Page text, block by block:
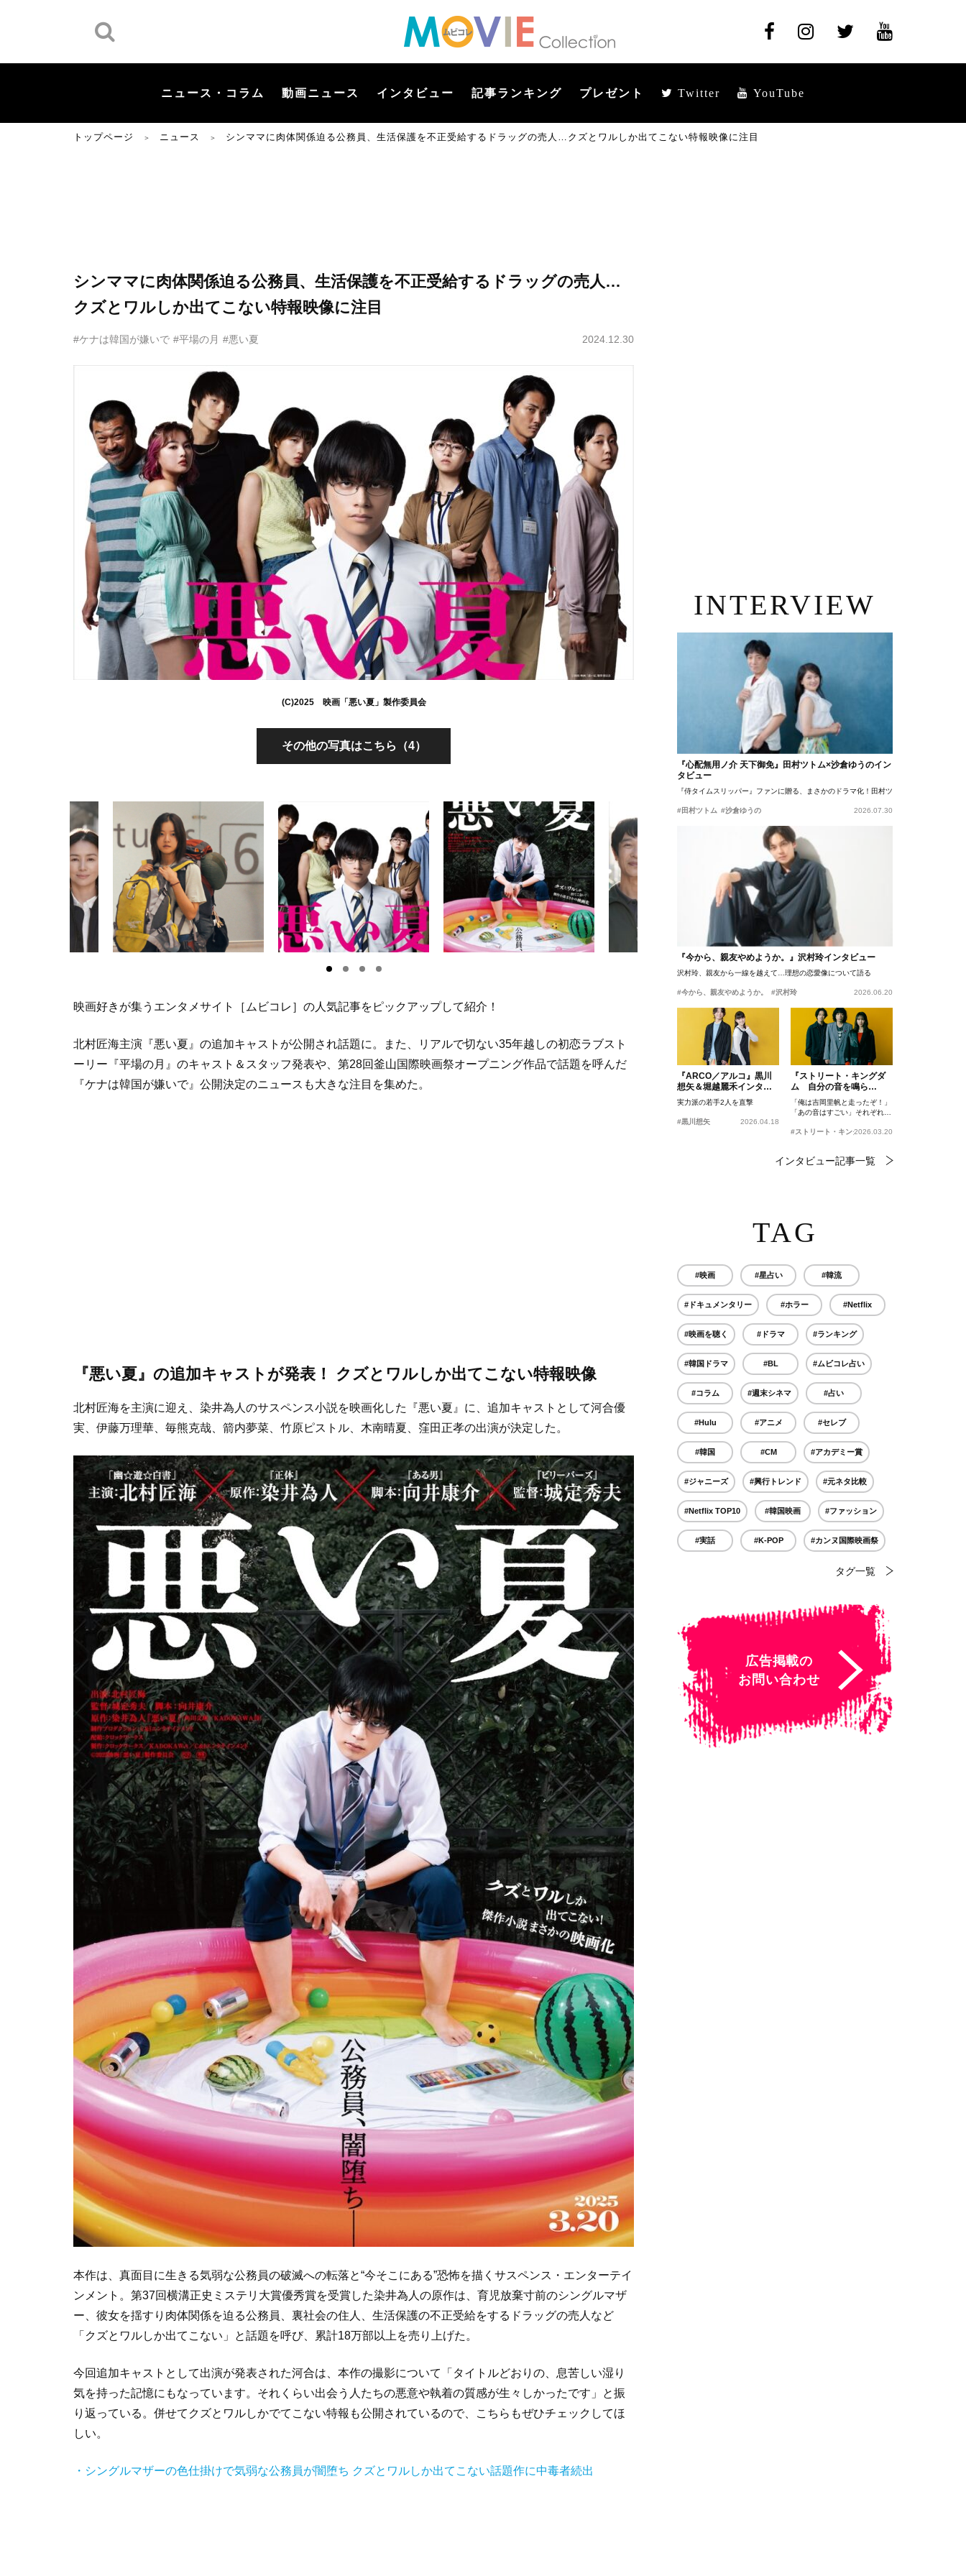
ニュース・コラム 動画ニュース インタビュー 記事ランキング プレゼント Twitter YouTube
トップページ ＞ ニュース ＞ シンママに肉体関係迫る公務員、生活保護を不正受給するドラッグの売人…クズとワルしか出てこない特報映像に注目
シンママに肉体関係迫る公務員、生活保護を不正受給するドラッグの売人…
クズとワルしか出てこない特報映像に注目
#ケナは韓国が嫌いで #平場の月 #悪い夏 2024.12.30
(C)2025 映画「悪い夏」製作委員会
その他の写真はこちら（4）
映画好きが集うエンタメサイト［ムビコレ］の人気記事をピックアップして紹介！
北村匠海主演『悪い夏』の追加キャストが公開され話題に。また、リアルで切ない35年越しの初恋ラブスト
ーリー『平場の月』のキャスト＆スタッフ発表や、第28回釜山国際映画祭オープニング作品で話題を呼んだ
『ケナは韓国が嫌いで』公開決定のニュースも大きな注目を集めた。
『悪い夏』の追加キャストが発表！ クズとワルしか出てこない特報映像
北村匠海を主演に迎え、染井為人のサスペンス小説を映画化した『悪い夏』に、追加キャストとして河合優
実、伊藤万理華、毎熊克哉、箭内夢菜、竹原ピストル、木南晴夏、窪田正孝の出演が決定した。
本作は、真面目に生きる気弱な公務員の破滅への転落と“今そこにある”恐怖を描くサスペンス・エンターテイ
ンメント。 第37回横溝正史ミステリ大賞優秀賞を受賞した染井為人の原作は、育児放棄寸前のシングルマザ
ー、彼女を揺すり肉体関係を迫る公務員、裏社会の住人、生活保護の不正受給をするドラッグの売人など
「クズとワルしか出てこない」と話題を呼び、累計18万部以上を売り上げた。
今回追加キャストとして出演が発表された河合は、本作の撮影について「タイトルどおりの、息苦しい湿り
気を持った記憶にもなっています。それくらい出会う人たちの悪意や執着の質感が生々しかったです」と振
り返っている。併せてクズとワルしかでてこない特報も公開されているので、こちらもぜひチェックしてほ
しい。
・シングルマザーの色仕掛けで気弱な公務員が闇堕ち クズとワルしか出てこない話題作に中毒者続出
INTERVIEW
『心配無用ノ介 天下御免』田村ツトム×沙倉ゆうのイン
タビュー
『侍タイムスリッパー』ファンに贈る、まさかのドラマ化！田村ツトム×沙倉ゆうのが語
#田村ツトム #沙倉ゆうの 2026.07.30
『今から、親友やめようか。』沢村玲インタビュー
沢村玲、親友から一線を越えて…理想の恋愛像について語る
#今から、親友やめようか。 #沢村玲 2026.06.20
『ARCO／アルコ』黒川
想矢＆堀越麗禾インタビ
ュー
実力派の若手2人を直撃
#黒川想矢 2026.04.18
『ストリート・キングダ
ム 自分の音を鳴ら
せ。』峯田和伸、若葉竜
也、吉岡里帆インタビュ
ー
「俺は吉岡里帆と走ったぞ！」
「あの音はすごい」それぞれの
#ストリート・キングダム 自分の音を鳴らせ。
2026.03.20
インタビュー記事一覧
TAG
#映画 #星占い #韓流
#ドキュメンタリー #ホラー #Netflix
#映画を聴く #ドラマ #ランキング
#韓国ドラマ #BL #ムビコレ占い
#コラム #週末シネマ #占い
#Hulu #アニメ #セレブ
#韓国 #CM #アカデミー賞
#ジャニーズ #興行トレンド #元ネタ比較
#Netflix TOP10 #韓国映画 #ファッション
#実話 #K-POP #カンヌ国際映画祭
タグ一覧
広告掲載の
お問い合わせ